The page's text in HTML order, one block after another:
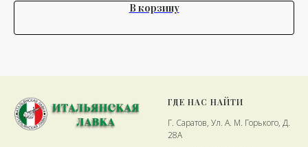
В корзину
ГДЕ НАС НАЙТИ
Г. Саратов, Ул. А. М. Горького, Д.
28А